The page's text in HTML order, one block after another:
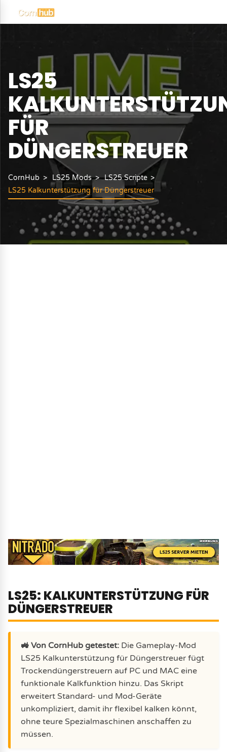
LS25
FÜR
DÜNGERSTREUER
CornHub LS25 Mods
LS25 Scripte
LS25 Kalkunterstützung für Düngerstreuer
LS25: KALKUNTERSTÜTZUNG FÜR
DÜNGERSTREUER
🚜 Von CornHub getestet: Die Gameplay-Mod
LS25 Kalkunterstützung für Düngerstreuer fügt
Trockendüngerstreuern auf PC und MAC eine
funktionale Kalkfunktion hinzu. Das Skript
erweitert Standard- und Mod-Geräte
unkompliziert, damit ihr flexibel kalken könnt,
ohne teure Spezialmaschinen anschaffen zu
müssen.